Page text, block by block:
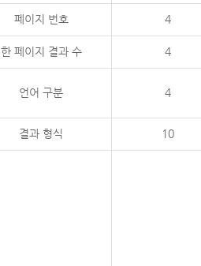
페이지 번호 4
한 페이지 결과 수 4
언어 구분 4
결과 형식 10